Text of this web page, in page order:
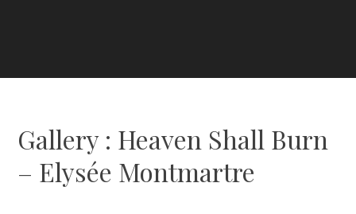
Gallery : Heaven Shall Burn
– Elysée Montmartre